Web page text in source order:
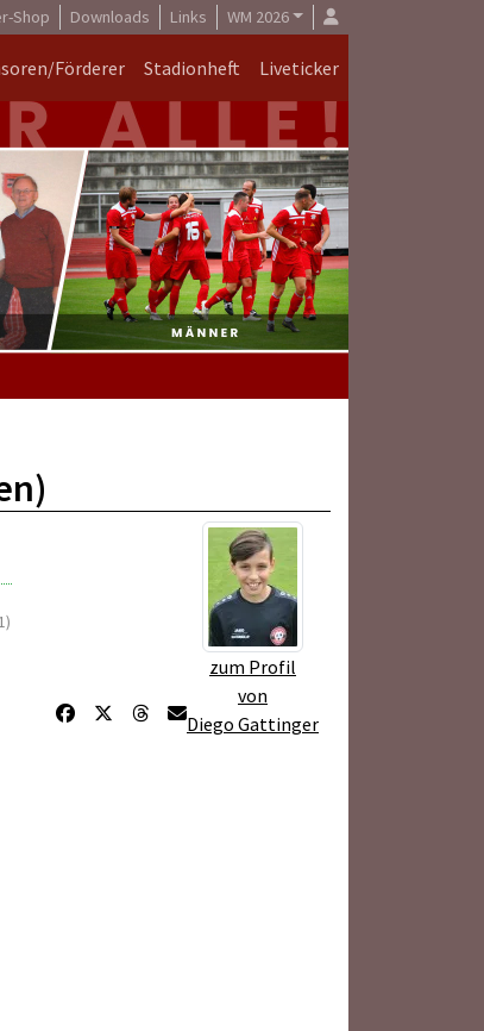
Shop Downloads Links WM 2026
Förderer Stadionheft Liveticker
zum Profil
von
Diego Gattinger